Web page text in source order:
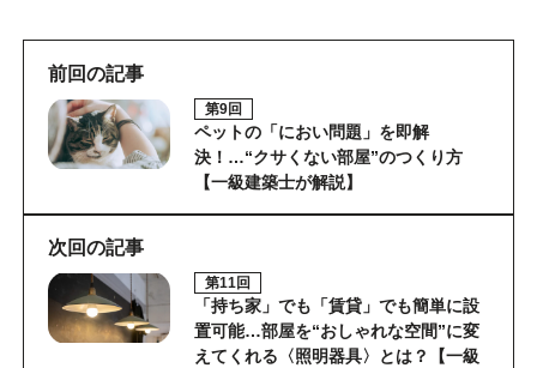
前回の記事
第9回
ペットの「におい問題」を即解
決！…“クサくない部屋”のつくり方
【一級建築士が解説】
次回の記事
第11回
「持ち家」でも「賃貸」でも簡単に設
置可能…部屋を“おしゃれな空間”に変
えてくれる〈照明器具〉とは？【一級